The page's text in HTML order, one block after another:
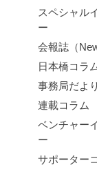
スペシャル
ー
会報誌（
日本橋コラ
事務局だより
連載コラム
ベンチャー
ー
サポーター